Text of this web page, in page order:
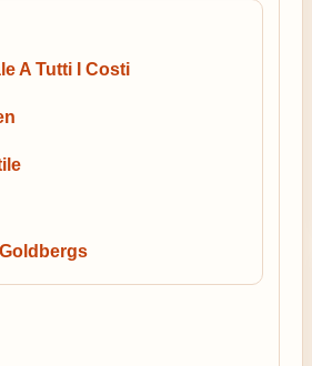
A Tutti I Costi